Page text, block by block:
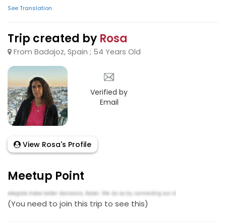
See Translation
Trip created by Rosa
From Badajoz, Spain ; 54 Years Old
Verified by
Email
View Rosa's Profile
Meetup Point
(You need to join this trip to see this)